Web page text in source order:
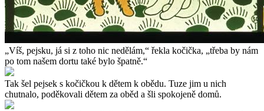
„Víš, pejsku, já si z toho nic nedělám,“ řekla kočička, „třeba by nám
po tom našem dortu také bylo špatně.“
Tak šel pejsek s kočičkou k dětem k obědu. Tuze jim u nich
chutnalo, poděkovali dětem za oběd a šli spokojeně domů.